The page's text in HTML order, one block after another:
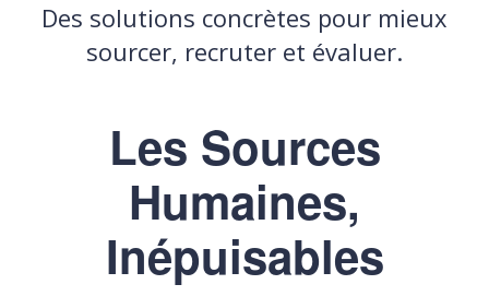
Des solutions concrètes pour mieux
sourcer, recruter et évaluer.
Les Sources
Humaines,
Inépuisables